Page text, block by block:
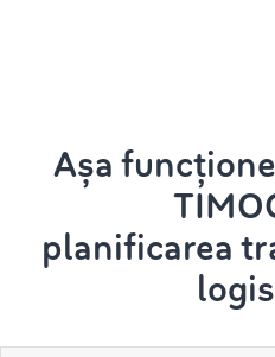
Așa
planificarea